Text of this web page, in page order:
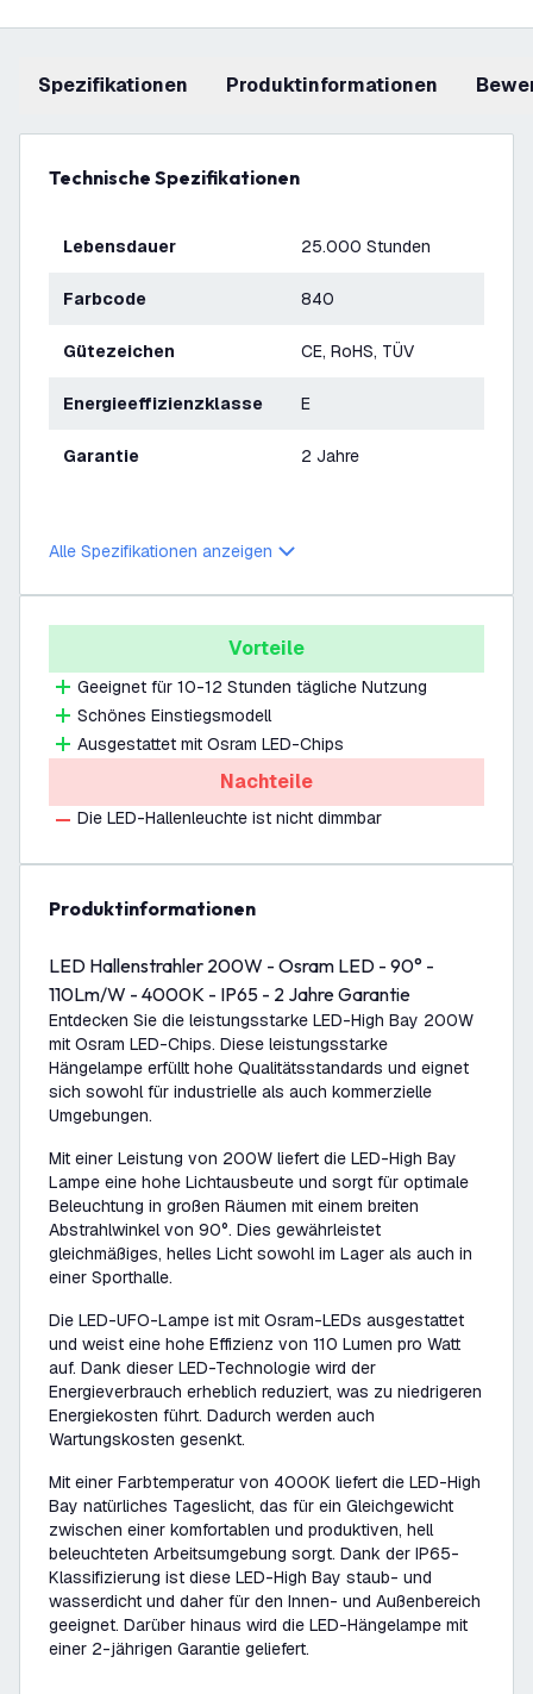
Spezifikationen Produktinformationen
Technische Spezifikationen
Lebensdauer 25.000 Stunden
Farbcode 840
Gütezeichen CE, RoHS, TÜV
Energieeffizienzklasse E
Garantie 2 Jahre
Alle Spezifikationen anzeigen
Vorteile
Geeignet für 10-12 Stunden tägliche Nutzung
Schönes Einstiegsmodell
Ausgestattet mit Osram LED-Chips
Nachteile
Die LED-Hallenleuchte ist nicht dimmbar
Produktinformationen
LED Hallenstrahler 200W - Osram LED - 90° -
110Lm/W - 4000K - IP65 - 2 Jahre Garantie
Entdecken Sie die leistungsstarke LED-High Bay 200W
mit Osram LED-Chips. Diese leistungsstarke
Hängelampe erfüllt hohe Qualitätsstandards und eignet
sich sowohl für industrielle als auch kommerzielle
Umgebungen.
Mit einer Leistung von 200W liefert die LED-High Bay
Lampe eine hohe Lichtausbeute und sorgt für optimale
Beleuchtung in großen Räumen mit einem breiten
Abstrahlwinkel von 90°. Dies gewährleistet
gleichmäßiges, helles Licht sowohl im Lager als auch in
einer Sporthalle.
Die LED-UFO-Lampe ist mit Osram-LEDs ausgestattet
und weist eine hohe Effizienz von 110 Lumen pro Watt
auf. Dank dieser LED-Technologie wird der
Energieverbrauch erheblich reduziert, was zu niedrigeren
Energiekosten führt. Dadurch werden auch
Wartungskosten gesenkt.
Mit einer Farbtemperatur von 4000K liefert die LED-High
Bay natürliches Tageslicht, das für ein Gleichgewicht
zwischen einer komfortablen und produktiven, hell
beleuchteten Arbeitsumgebung sorgt. Dank der IP65-
Klassifizierung ist diese LED-High Bay staub- und
wasserdicht und daher für den Innen- und Außenbereich
geeignet. Darüber hinaus wird die LED-Hängelampe mit
einer 2-jährigen Garantie geliefert.